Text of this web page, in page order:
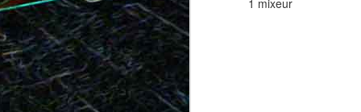
1 mixeur
Tatin de tomates cerises à la
tapenade